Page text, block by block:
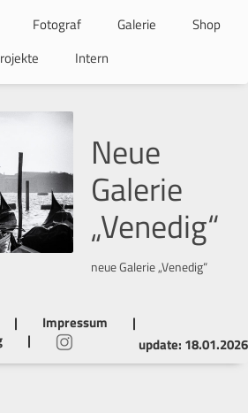
Fotograf Galerie
Shop
Intern
Neue
Galerie
„Venedig“
neue Galerie „Venedig“
| Impressum
|
| update: 18.01.2026